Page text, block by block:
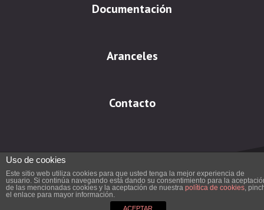
Documentación
Aranceles
Contacto
Política de cookies
Uso de cookies
Este sitio web utiliza cookies para que usted tenga la mejor experiencia de
usuario. Si continúa navegando está dando su consentimiento para la
de las mencionadas cookies y la aceptación de nuestra política de cookies,
el enlace para mayor información.
ACEPTAR